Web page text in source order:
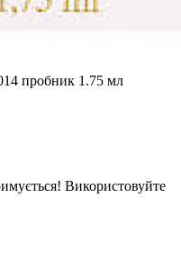
пробник 1.75 мл
Використовуйте